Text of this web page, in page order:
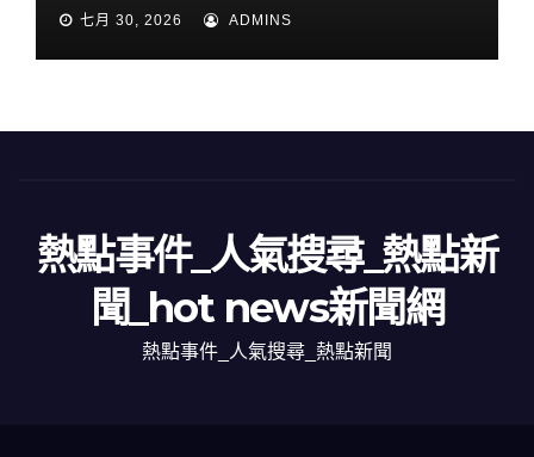
七月 30, 2026 ADMINS
熱點事件_人氣搜尋_熱點新
聞_hot news新聞網
熱點事件_人氣搜尋_熱點新聞